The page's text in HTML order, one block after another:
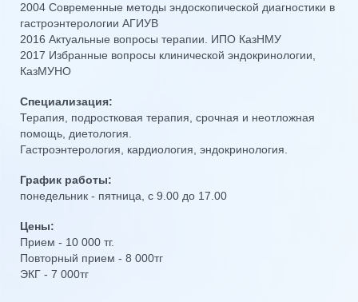
2004 Современные методы эндоскопической диагностики в
гастроэнтерологии АГИУВ
2016 Актуальные вопросы терапии. ИПО КазНМУ
2017 Избранные вопросы клинической эндокринологии,
КазМУНО
Специализация:
Терапия, подростковая терапия, срочная и неотложная
помощь, диетология.
Гастроэнтерология, кардиология, эндокринология.
График работы:
понедельник - пятница, с 9.00 до 17.00
Цены:
Прием - 10 000 тг.
Повторный прием - 8 000тг
ЭКГ - 7 000тг